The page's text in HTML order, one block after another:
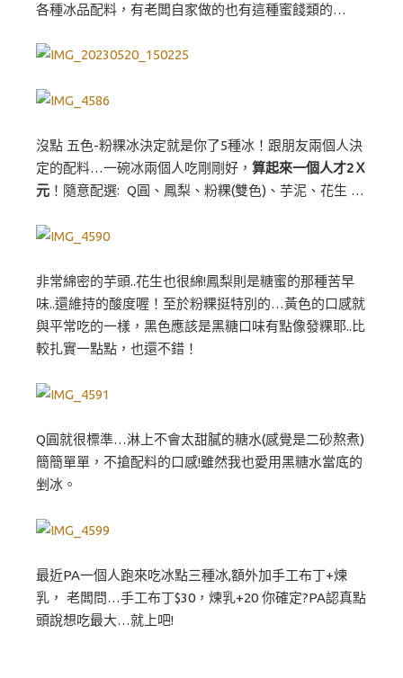
各種冰品配料，有老闆自家做的也有這種蜜餞類的…
沒點 五色-粉粿冰決定就是你了5種冰！跟朋友兩個人決
定的配料…一碗冰兩個人吃剛剛好， 算起來一個人才2Ｘ
元 ！隨意配選: Q圓、鳳梨、粉粿(雙色)、芋泥、花生 …
非常綿密的芋頭..花生也很綿!鳳梨則是糖蜜的那種苦早
味..還維持的酸度喔！至於粉粿挺特別的…黃色的口感就
與平常吃的一樣，黑色應該是黑糖口味有點像發粿耶..比
較扎實一點點，也還不錯！
Q圓就很標準…淋上不會太甜膩的糖水(感覺是二砂熬煮)
簡簡單單，不搶配料的口感!雖然我也愛用黑糖水當底的
剉冰。
最近PA一個人跑來吃冰點三種冰,額外加手工布丁+煉
乳， 老闆問…手工布丁$30，煉乳+20 你確定?PA認真點
頭說想吃最大…就上吧!